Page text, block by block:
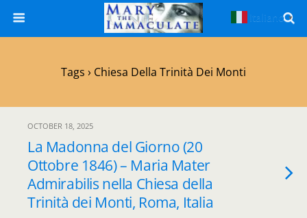
Tags › Chiesa Della Trinità Dei Monti
OCTOBER 18, 2025
La Madonna del Giorno (20
Ottobre 1846) – Maria Mater
Admirabilis nella Chiesa della
Trinità dei Monti, Roma, Italia
Italiano ▼